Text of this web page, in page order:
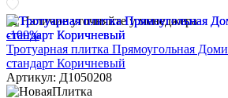
Наличие уточняйте у менеджера
-100%
Тротуарная плитка Прямоугольная
стандарт Коричневый
Артикул: Д1050208